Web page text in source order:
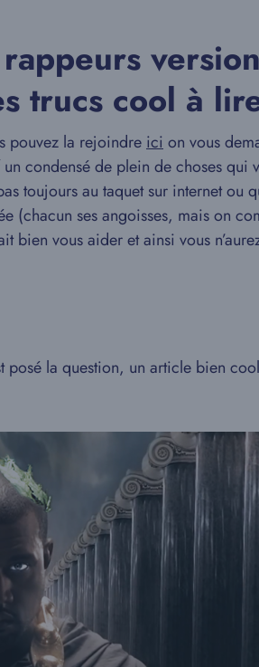
trucs cool à
pouvez la rejoindre ici on vous
condensé de plein de choses qui
toujours au taquet sur internet ou
(chacun ses angoisses, mais on
bien vous aider et ainsi vous
posé la question, un article bien